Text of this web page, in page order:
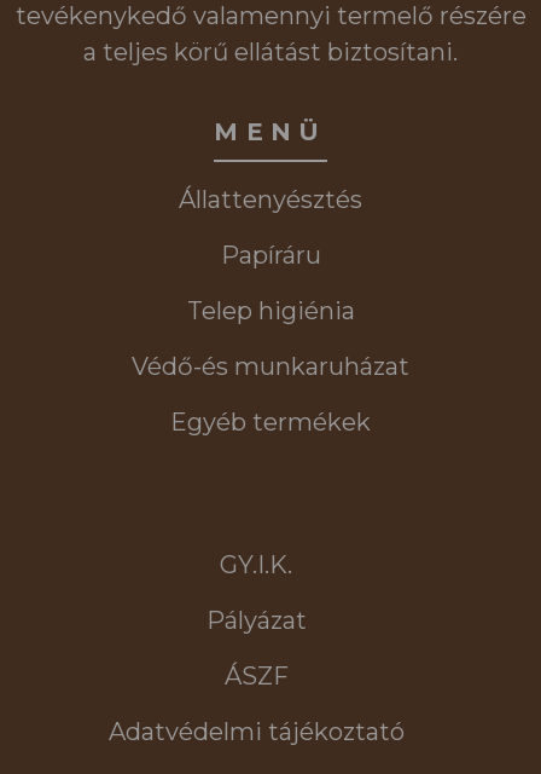
tevékenykedő valamennyi termelő részére
a teljes körű ellátást biztosítani.
MENÜ
Állattenyésztés
Papíráru
Telep higiénia
Védő-és munkaruházat
Egyéb termékek
GY.I.K.
Pályázat
ÁSZF
Adatvédelmi tájékoztató